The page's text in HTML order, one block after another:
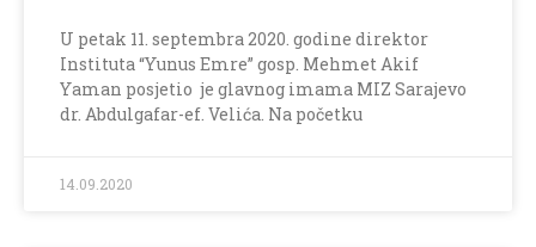
U petak 11. septembra 2020. godine direktor
Instituta “Yunus Emre” gosp. Mehmet Akif
Yaman posjetio je glavnog imama MIZ Sarajevo
dr. Abdulgafar-ef. Velića. Na početku
14.09.2020